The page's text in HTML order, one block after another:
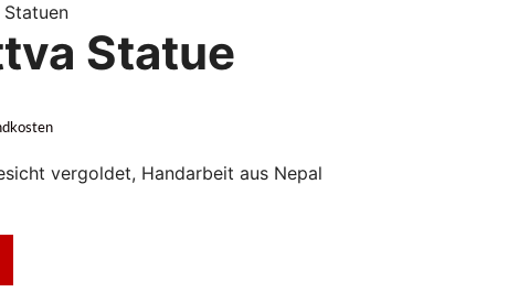
Statue
vergoldet, Handarbeit aus Nepal